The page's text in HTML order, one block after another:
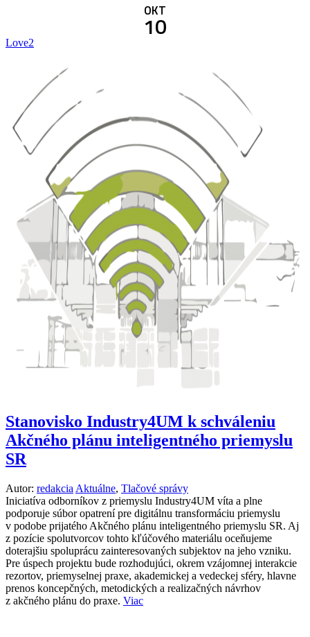
OKT
10
Love2
Stanovisko Industry4UM k schváleniu
Akčného plánu inteligentného priemyslu
SR
Autor: redakcia Aktuálne, Tlačové správy
Iniciatíva odborníkov z priemyslu Industry4UM víta a plne
podporuje súbor opatrení pre digitálnu transformáciu priemyslu
v podobe prijatého Akčného plánu inteligentného priemyslu SR. Aj
z pozície spolutvorcov tohto kľúčového materiálu oceňujeme
doterajšiu spoluprácu zainteresovaných subjektov na jeho vzniku.
Pre úspech projektu bude rozhodujúci, okrem vzájomnej interakcie
rezortov, priemyselnej praxe, akademickej a vedeckej sféry, hlavne
prenos koncepčných, metodických a realizačných návrhov
z akčného plánu do praxe. Viac